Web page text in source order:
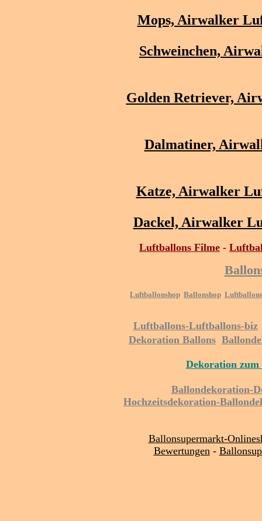
Mops, Airwalker
Schweinchen,
Golden Retriever,
Dalmatiner,
Katze, Airwalker
Dackel, Airwalker
Luftballons Filme -
Luftballonshop Ballonshop
Luftballons-Luftballons-biz
Dekoration Ballons
Dekoration
Ballondekoration-
Hochzeitsdekoration-
Ballonsupermarkt-
Bewertungen-